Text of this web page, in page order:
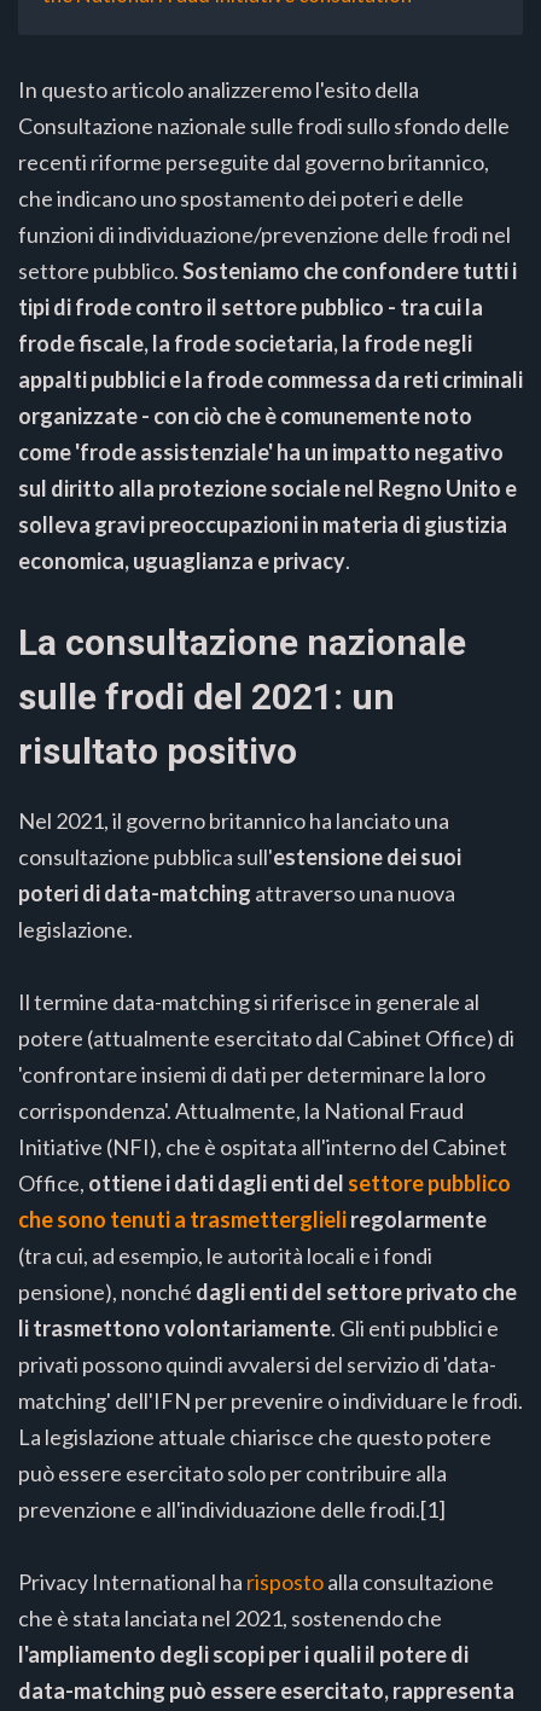
In questo articolo analizzeremo l'esito della
Consultazione nazionale sulle frodi sullo sfondo delle
recenti riforme perseguite dal governo britannico,
che indicano uno spostamento dei poteri e delle
funzioni di individuazione/prevenzione delle frodi nel
settore pubblico.Sosteniamo che confondere tutti i
tipi di frode contro il settore pubblico - tra cui la
frode fiscale, la frode societaria, la frode negli
appalti pubblici e la frode commessa da reti criminali
organizzate - con ciò che è comunemente noto
come 'frode assistenziale' ha un impatto negativo
sul diritto alla protezione sociale nel Regno Unito e
solleva gravi preoccupazioni in materia di giustizia
economica, uguaglianza e privacy.
La consultazione nazionale
sulle frodi del 2021: un
risultato positivo
Nel 2021, il governo britannico ha lanciato una
consultazione pubblica sull'estensione dei suoi
poteri di data-matching attraverso una nuova
legislazione.
Il termine data-matching si riferisce in generale al
potere (attualmente esercitato dal Cabinet Office) di
'confrontare insiemi di dati per determinare la loro
corrispondenza'. Attualmente, la National Fraud
Initiative (NFI), che è ospitata all'interno del Cabinet
Office, ottiene i dati dagli enti del settore pubblico
che sono tenuti a trasmetterglieliregolarmente
(tra cui, ad esempio, le autorità locali e i fondi
pensione), nonché dagli enti del settore privato che
li trasmettono volontariamente. Gli enti pubblici e
privati possono quindi avvalersi del servizio di 'data-
matching' dell'IFN per prevenire o individuare le frodi.
La legislazione attuale chiarisce che questo potere
può essere esercitato solo per contribuire alla
prevenzione e all'individuazione delle frodi.[1]
Privacy International ha rispostoalla consultazione
che è stata lanciata nel 2021, sostenendo che
l'ampliamento degli scopi per i quali il potere di
data-matching può essere esercitato, rappresenta